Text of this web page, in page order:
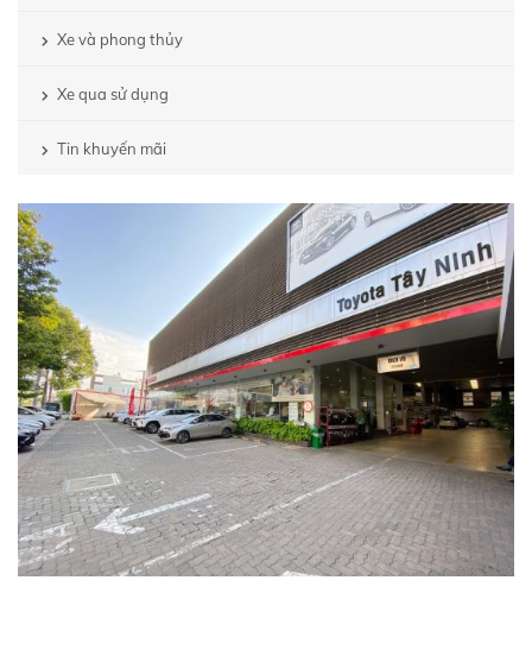
Xe và phong thủy
Xe qua sử dụng
Tin khuyến mãi